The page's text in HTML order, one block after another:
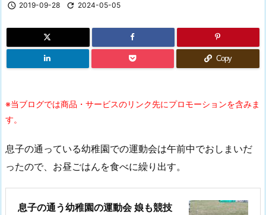
 2019-09-28  2024-05-05
Copy
※当ブログでは商品・サービスのリンク先にプロモーションを含みま
す。
息子の通っている幼稚園での運動会は午前中でおしまいだ
ったので、お昼ごはんを食べに繰り出す。
息子の通う幼稚園の運動会 娘も競技